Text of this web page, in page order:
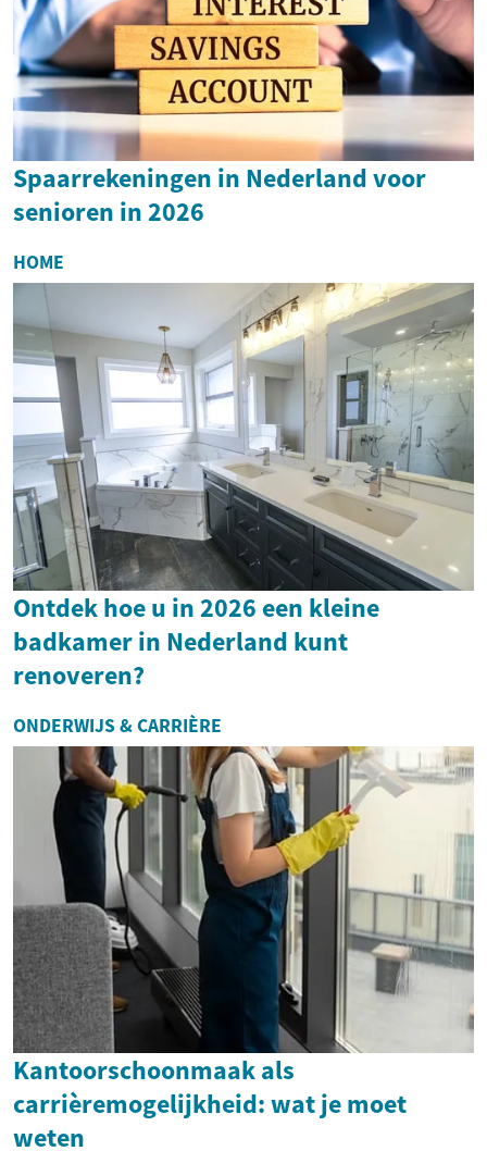
Spaarrekeningen in Nederland voor
senioren in 2026
HOME
Ontdek hoe u in 2026 een kleine
badkamer in Nederland kunt
renoveren?
ONDERWIJS & CARRIÈRE
Kantoorschoonmaak als
carrièremogelijkheid: wat je moet
weten